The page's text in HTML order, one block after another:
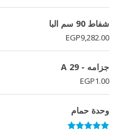
شفاط 90 سم البا
EGP9,282.00
جزامه - A 29
EGP1.00
وحدة حمام